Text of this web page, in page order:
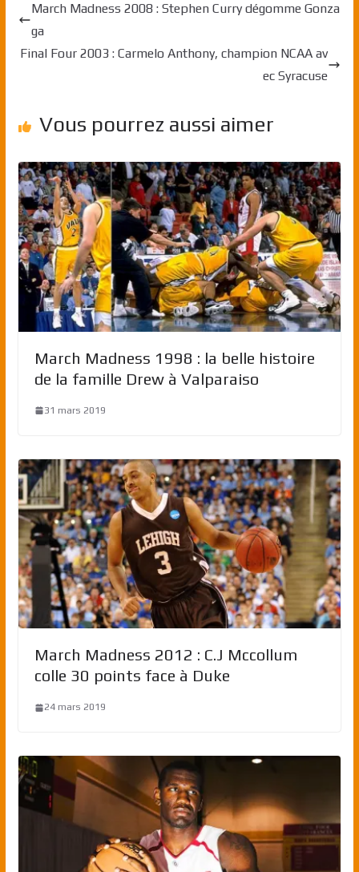
March Madness 2008 : Stephen Curry dégomme Gonza
ga
Final Four 2003 : Carmelo Anthony, champion NCAA av
ec Syracuse
Vous pourrez aussi aimer
March Madness 1998 : la belle histoire
de la famille Drew à Valparaiso
31 mars 2019
March Madness 2012 : C.J Mccollum
colle 30 points face à Duke
24 mars 2019